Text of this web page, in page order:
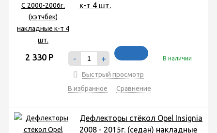
к-т 4 шт.
2 330 Р - + В наличии
Быстрый просмотр
В избранное
Сравнение
Дефлекторы стёкол Opel Insignia
2008 - 2015г. (седан) накладные